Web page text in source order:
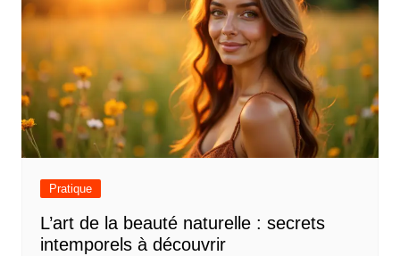
Pratique
L’art de la beauté naturelle : secrets
intemporels à découvrir